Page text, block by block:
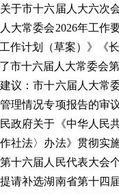
于市十六届人大六次
大常委会2026年工作
作计划（草案）》《
十六届人大常委会第
：市十六届人大常委
理情况专项报告的审
政府关于《中华人民
社法〉办法》贯彻实
十六届人民代表大会
请补选湖南省第十四